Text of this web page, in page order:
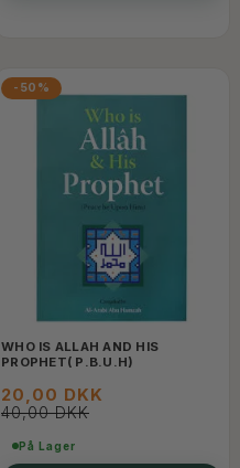
-50%
WHO IS ALLAH AND HIS
PROPHET( P.B.U.H)
20,00 DKK
40,00 DKK
På Lager